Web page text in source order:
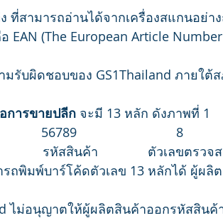
ที่สามารถอ่านได้จากเครื่องสแกนอย่า
(The European Article
มรับผิดชอบของ GS1Thailand ภายใต้
การขายปลีก จะมี 13 หลัก ดังภาพที่ 1
56789                            8
รหัสสินค้า              ตัวเลขตรว
พิมพ์บาร์โค้ดตัวเลข 13 หลักได้ ผู้ผลิ
ไม่อนุญาตให้ผู้ผลิตสินค้าออกรหัสสินค้